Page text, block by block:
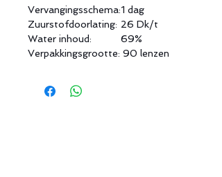
Vervangingsschema:1 dag
Zuurstofdoorlating: 26 Dk/t
Water inhoud:
69%
Verpakkingsgrootte: 90 lenzen